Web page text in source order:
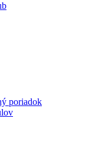
poriadok